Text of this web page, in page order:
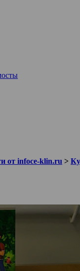
от infoce-klin.ru >